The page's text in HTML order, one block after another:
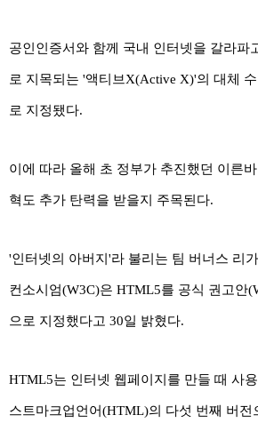
공인인증서와 함께 국내 인터넷을 갈라파
로 지목되는 '액티브X(Active X)'의 대체
로 지정됐다.
이에 따라 올해 초 정부가 추진했던 이른
혁도 추가 탄력을 받을지 주목된다.
'인터넷의 아버지'라 불리는 팀 버너스 리
컨소시엄(W3C)은 HTML5를 공식 권고안
으로 지정했다고 30일 밝혔다.
HTML5는 인터넷 웹페이지를 만들 때 사
스트마크업언어(HTML)의 다섯 번째 버전